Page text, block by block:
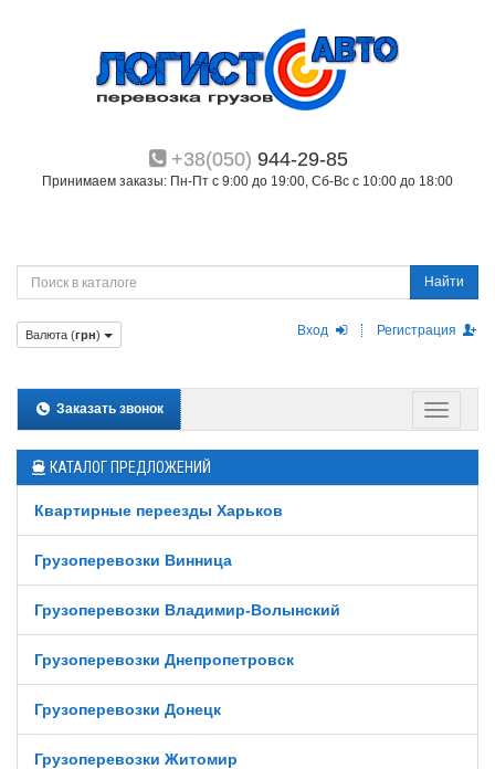
+38(050) 944-29-85
Принимаем заказы: Пн-Пт с 9:00 до 19:00, Сб-Вс с 10:00 до 18:00
Найти
Вход Регистрация
Валюта (грн)
Заказать звонок
КАТАЛОГ ПРЕДЛОЖЕНИЙ
Квартирные переезды Харьков
Грузоперевозки Винница
Грузоперевозки Владимир-Волынский
Грузоперевозки Днепропетровск
Грузоперевозки Донецк
Грузоперевозки Житомир